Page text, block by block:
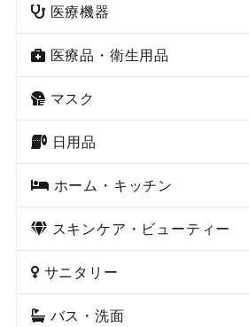
医療機器
医療品・衛生用品
マスク
日用品
ホーム・キッチン
スキンケア・ビューティー
サニタリー
バス・洗面